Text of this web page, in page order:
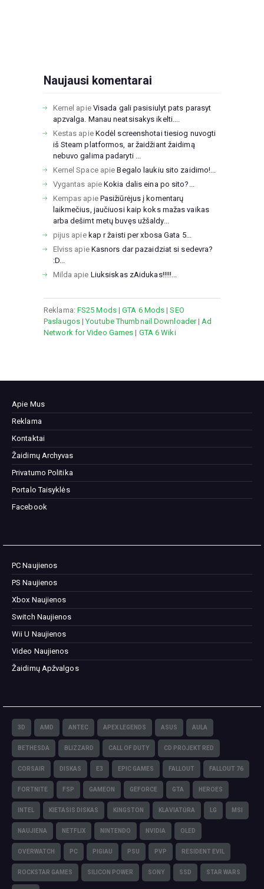
Naujausi komentarai
Kernel apie Visada gali pasisiulyt pats parasyt
apzvalga. Manau neatsisakys ikelti....
Kestas apie Kodėl screenshotai tiesiog nuvogti
iš Steam platformos, ar žaidžiant žaidimą
nebuvo galima padaryti ...
Kernel SpaceapieBegalo laukiu sito zaidimo!...
Vygantas apieKokia dalis eina po sito?...
Kempas apie Pasižiūrėjus į komentarų
laikmečius, jaučiuosi kaip koks mažas vaikas
arba dešimt metų buvęs užšaldy...
pijus apie kap r žaisti per xbosa Gata 5...
Elviss apie Kasnors dar pazaidziat si sedevra?
:D...
Milda apie Liuksiskas zAidukas!!!!!...
Reklama: FS25 Mods|GTA 6 Mods |SEO
Paslaugos|Youtube Thumbnail Downloader| Ad
Network for Video Games | GTA 6 Wiki
Apie Mus
Reklama
Kontaktai
Žaidimų Archyvas
Privatumo Politika
Portalo Taisyklės
Facebook
PC Naujienos
PS Naujienos
Xbox Naujienos
Switch Naujienos
Wii U Naujienos
Video Naujienos
Žaidimų Apžvalgos
3D AMD ANTEC APEX LEGENDS ASUS AULA
BETHESDA BLIZZARD CALL OF DUTY CD PROJEKT RED
CORSAIR DISKAS E3 EPIC GAMES FALLOUT FALLOUT 76
FORTNITE FSP GAMEON GEFORCE GTA HEROES
INTEL KIETASIS DISKAS KINGSTON KLAVIATŪRA LG MSI
NAUJIENA NETFLIX NINTENDO NVIDIA OLED
OVERWATCH PC PIGIAU PSU PVP RESIDENT EVIL
ROCKSTAR GAMES SILICON POWER SONY SSD STAR WARS